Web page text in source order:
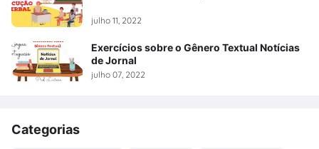
julho 11, 2022
Exercícios sobre o Gênero Textual Notícias
de Jornal
julho 07, 2022
Categorias